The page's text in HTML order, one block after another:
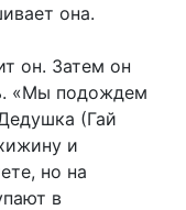
она.
он. Затем он
«Мы подождем
(Гай
и
но на
в